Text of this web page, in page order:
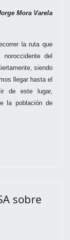
Mora Varela
la ruta que
del
siendo
llegar hasta el
de este lugar,
la población de
sobre